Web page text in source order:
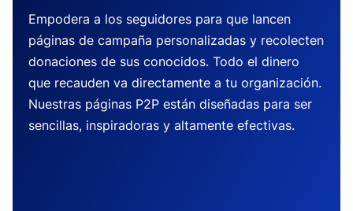
Empodera a los seguidores para que lancen
páginas de campaña personalizadas y recolecten
donaciones de sus conocidos. Todo el dinero
que recauden va directamente a tu organización.
Nuestras páginas P2P están diseñadas para ser
sencillas, inspiradoras y altamente efectivas.